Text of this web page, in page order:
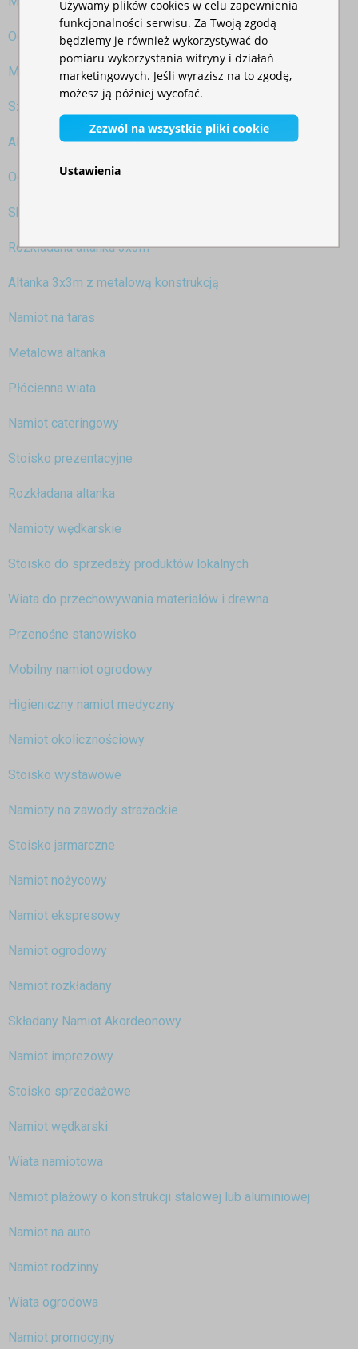
Ogrodowy namiot z moskitierą
Możliwości wykorzystania namiotu nożycowego zimą
Szybkorozkładalny namiot imprezowy vs namiot pagodowy
Altanka nożycowa 3x3m
Ogrodowy namiot imprezowy 3x3m
Składana altanka 3x3m
Rozkładana altanka 3x3m
Altanka 3x3m z metalową konstrukcją
Namiot na taras
Metalowa altanka
Płócienna wiata
Namiot cateringowy
Stoisko prezentacyjne
Rozkładana altanka
Namioty wędkarskie
Stoisko do sprzedaży produktów lokalnych
Wiata do przechowywania materiałów i drewna
Przenośne stanowisko
Mobilny namiot ogrodowy
Higieniczny namiot medyczny
Namiot okolicznościowy
Stoisko wystawowe
Namioty na zawody strażackie
Stoisko jarmarczne
Namiot nożycowy
Namiot ekspresowy
Namiot ogrodowy
Namiot rozkładany
Składany Namiot Akordeonowy
Namiot imprezowy
Stoisko sprzedażowe
Namiot wędkarski
Wiata namiotowa
Namiot plażowy o konstrukcji stalowej lub aluminiowej
Namiot na auto
Namiot rodzinny
Wiata ogrodowa
Namiot promocyjny
Używamy plików cookies w celu zapewnienia
funkcjonalności serwisu. Za Twoją zgodą
będziemy je również wykorzystywać do
pomiaru wykorzystania witryny i działań
marketingowych. Jeśli wyrazisz na to zgodę,
możesz ją później wycofać.
Zezwól na wszystkie pliki cookie
Ustawienia